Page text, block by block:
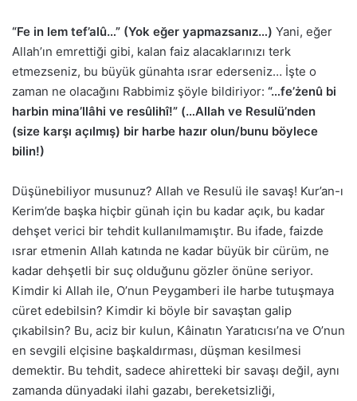
“Fe in lem tef’alû…” (Yok eğer yapmazsanız…) Yani, eğer
Allah’ın emrettiği gibi, kalan faiz alacaklarınızı terk
etmezseniz, bu büyük günahta ısrar ederseniz… İşte o
zaman ne olacağını Rabbimiz şöyle bildiriyor: “…fe’żenû bi
harbin mina’llâhi ve resûlihî!” (…Allah ve Resulü’nden
(size karşı açılmış) bir harbe hazır olun/bunu böylece
bilin!)
Düşünebiliyor musunuz? Allah ve Resulü ile savaş! Kur’an-ı
Kerim’de başka hiçbir günah için bu kadar açık, bu kadar
dehşet verici bir tehdit kullanılmamıştır. Bu ifade, faizde
ısrar etmenin Allah katında ne kadar büyük bir cürüm, ne
kadar dehşetli bir suç olduğunu gözler önüne seriyor.
Kimdir ki Allah ile, O’nun Peygamberi ile harbe tutuşmaya
cüret edebilsin? Kimdir ki böyle bir savaştan galip
çıkabilsin? Bu, aciz bir kulun, Kâinatın Yaratıcısı’na ve O’nun
en sevgili elçisine başkaldırması, düşman kesilmesi
demektir. Bu tehdit, sadece ahiretteki bir savaşı değil, aynı
zamanda dünyadaki ilahi gazabı, bereketsizliği,